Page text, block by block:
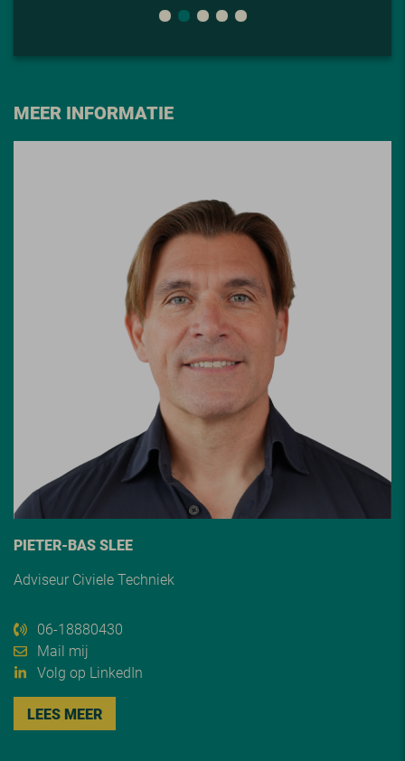
MEER INFORMATIE
PIETER-BAS SLEE
Adviseur Civiele Techniek
06-18880430
Mail mij
Volg op LinkedIn
LEES MEER